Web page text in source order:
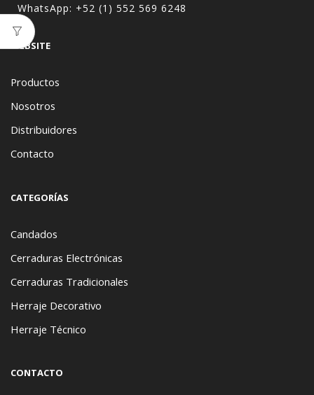
WhatsApp: +52 (1) 552 569 6248
WEBSITE
Productos
Nosotros
Distribuidores
Contacto
CATEGORÍAS
Candados
Cerraduras Electrónicas
Cerraduras Tradicionales
Herraje Decorativo
Herraje Técnico
CONTACTO